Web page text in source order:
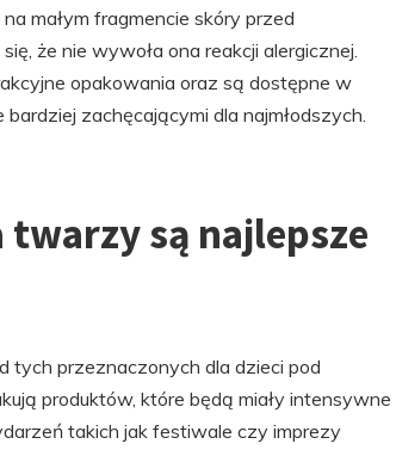
małym fragmencie skóry przed
że nie wywoła ona reakcji alergicznej.
opakowania oraz są dostępne w
zachęcającymi dla najmłodszych.
są najlepsze
tych przeznaczonych dla dzieci pod
produktów, które będą miały intensywne
takich jak festiwale czy imprezy